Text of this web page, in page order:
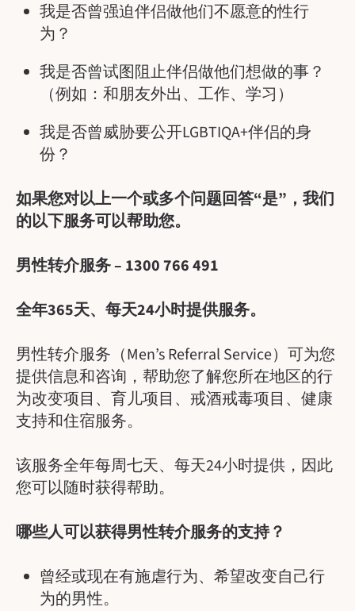
我是否曾强迫伴侣做他们不愿意的性行
为？
我是否曾试图阻止伴侣做他们想做的事？
（例如：和朋友外出、工作、学习）
我是否曾威胁要公开LGBTIQA+伴侣的身
份？
如果您对以上一个或多个问题回答“是”，我们
的以下服务可以帮助您。
男性转介服务 – 1300 766 491
全年365天、每天24小时提供服务。
男性转介服务（Men’s Referral Service）可为您
提供信息和咨询，帮助您了解您所在地区的行
为改变项目、育儿项目、戒酒戒毒项目、健康
支持和住宿服务。
该服务全年每周七天、每天24小时提供，因此
您可以随时获得帮助。
哪些人可以获得男性转介服务的支持？
曾经或现在有施虐行为、希望改变自己行
为的男性。